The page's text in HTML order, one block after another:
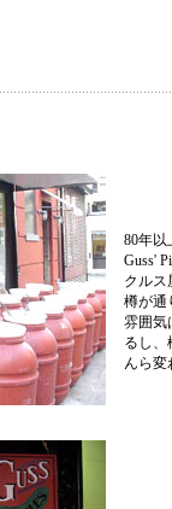
80年以
Guss'
クルス
樽が通
雰囲気
るし、
んら変